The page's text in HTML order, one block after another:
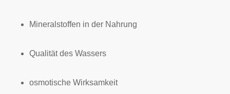
Mineralstoffen in der Nahrung
Qualität des Wassers
osmotische Wirksamkeit